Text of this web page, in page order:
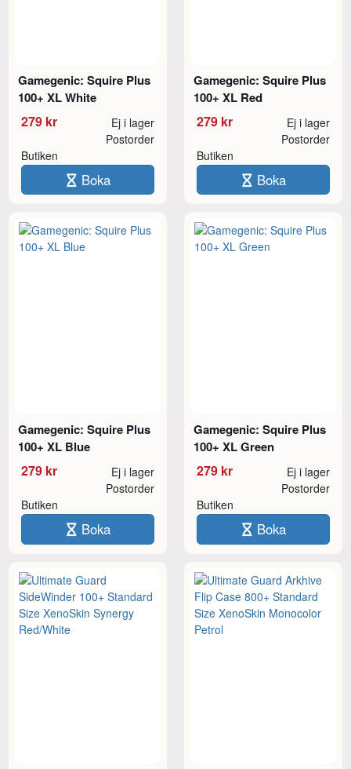
Gamegenic: Squire Plus
100+ XL White
279 kr Ej i lager
Butiken
Postorder
Boka
Gamegenic: Squire Plus
100+ XL Red
279 kr Ej i lager
Butiken
Postorder
Boka
Gamegenic: Squire Plus
100+ XL Blue
279 kr Ej i lager
Butiken
Postorder
Boka
Gamegenic: Squire Plus
100+ XL Green
279 kr Ej i lager
Butiken
Postorder
Boka